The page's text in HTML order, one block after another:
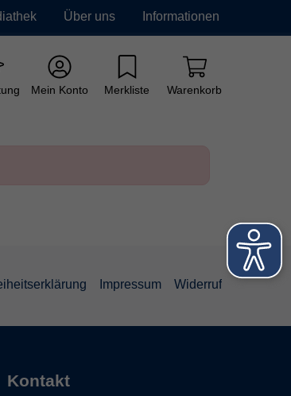
Über uns Informationen
Mein Konto Merkliste Warenkorb
Grundbildung Neue Kurse
Impressum Widerruf
Kontakt